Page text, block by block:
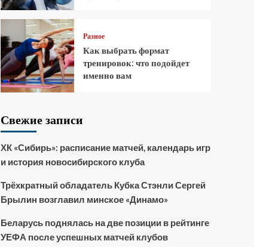
Разное
Как выбрать формат
тренировок: что подойдет
именно вам
Свежие записи
ХК «Сибирь»: расписание матчей, календарь игр
и история новосибирского клуба
Трёхкратный обладатель Кубка Стэнли Сергей
Брылин возглавил минское «Динамо»
Беларусь поднялась на две позиции в рейтинге
УЕФА после успешных матчей клубов